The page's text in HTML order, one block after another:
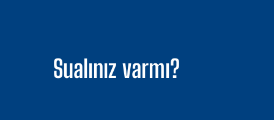
Sualınız varmı?